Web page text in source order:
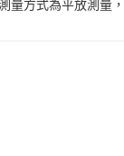
量方式為平放測量